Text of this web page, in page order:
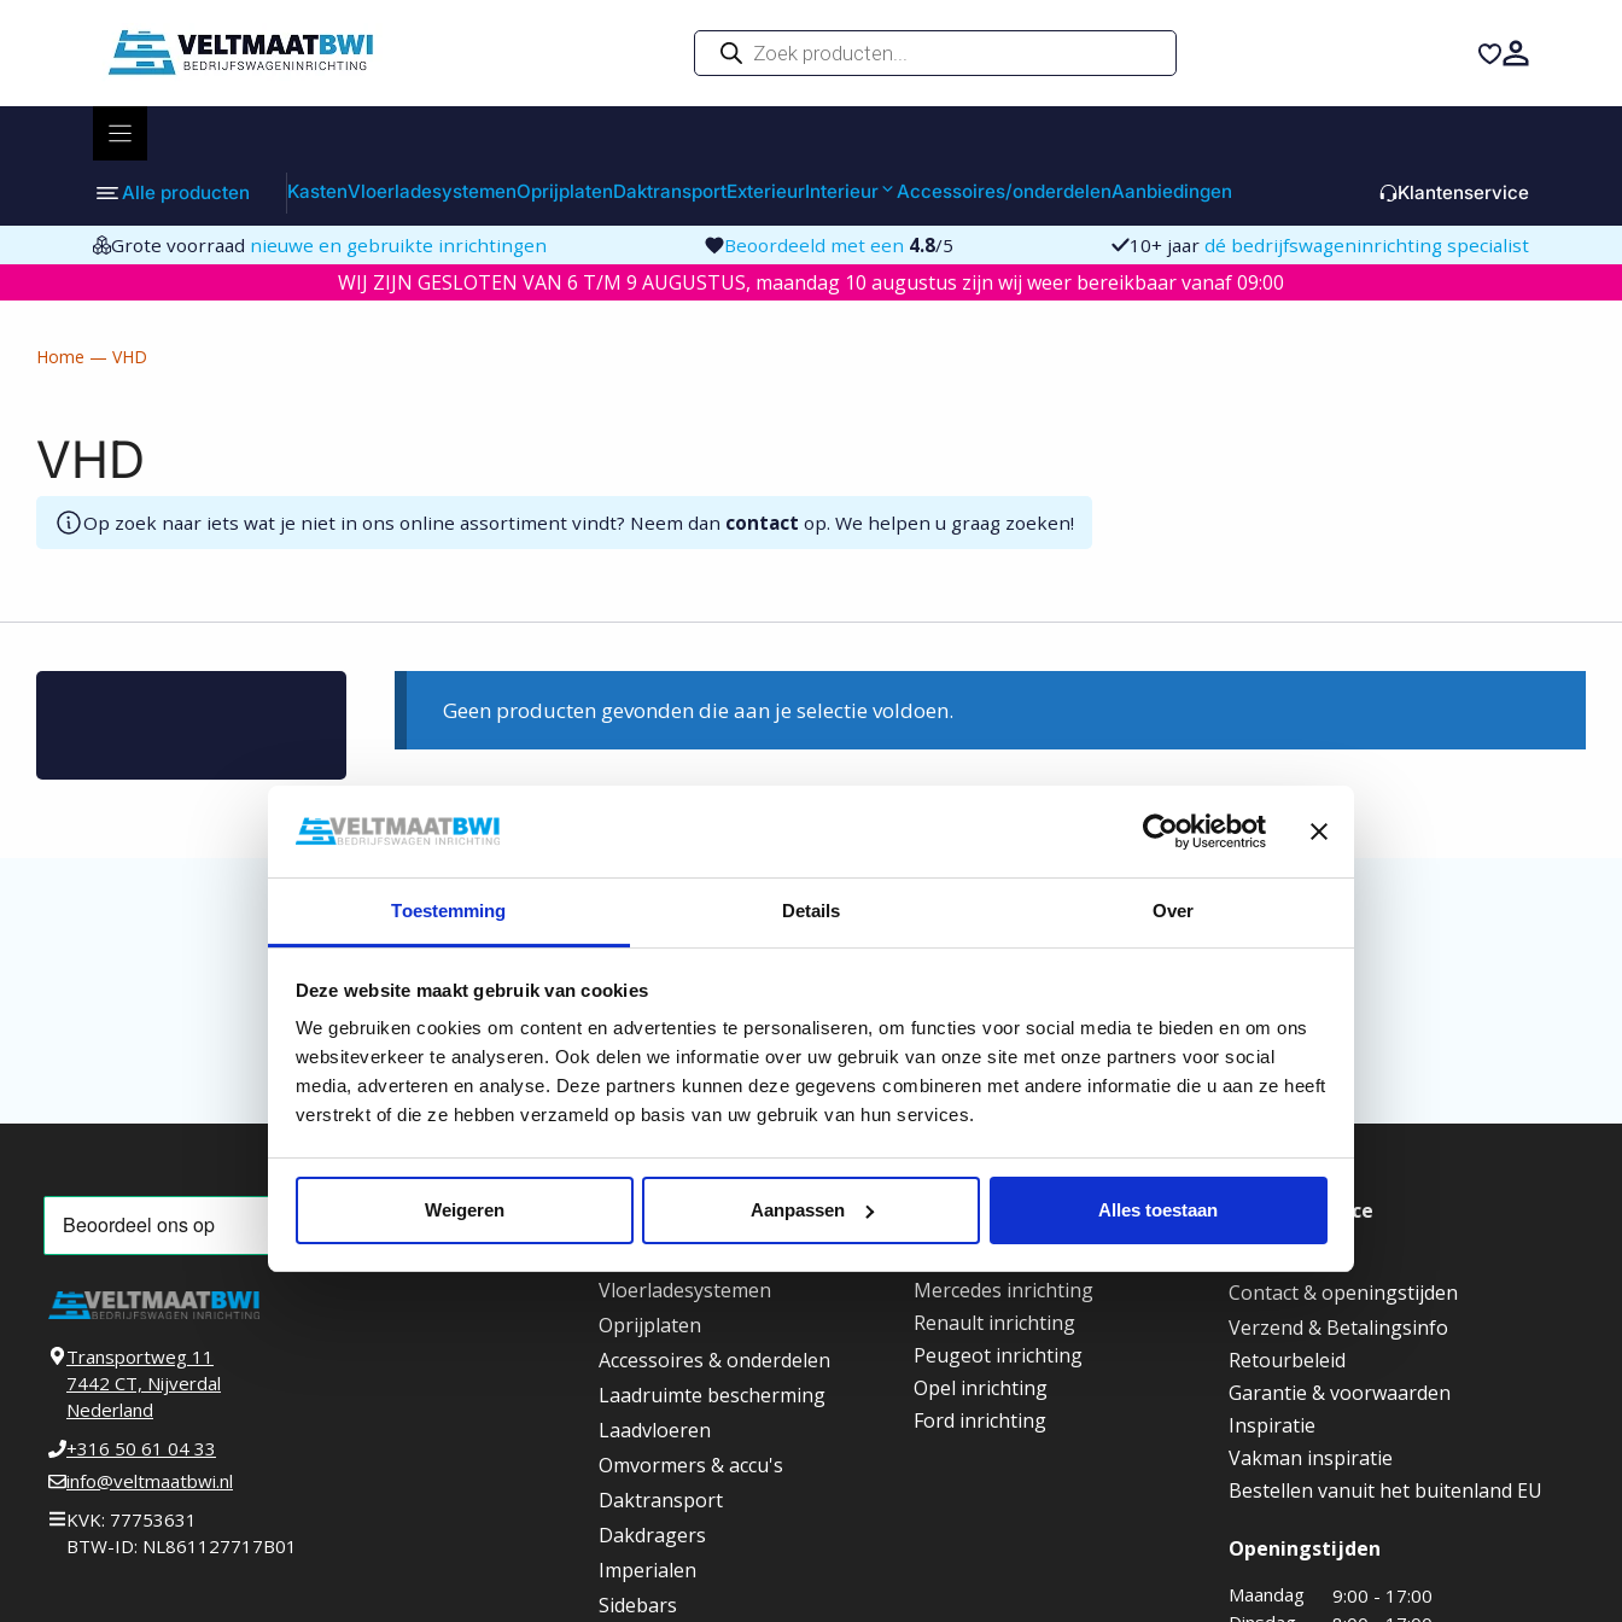
Toestemming Details Over
Deze website maakt gebruik van cookies
We gebruiken cookies om content en advertenties te personaliseren, om functies voor social media te bieden en om ons
websiteverkeer te analyseren. Ook delen we informatie over uw gebruik van onze site met onze partners voor social
media, adverteren en analyse. Deze partners kunnen deze gegevens combineren met andere informatie die u aan ze heeft
verstrekt of die ze hebben verzameld op basis van uw gebruik van hun services.
Weigeren Aanpassen Alles toestaan
inhoud
Producten
zoeken
Alle producten KastenVloerladesystemenOprijplatenDaktransportExterieurInterieur Accessoires/onderdelenAanbiedingen Klantenservice
Grote voorraad nieuwe en gebruikte inrichtingen Beoordeeld met een 4.8/5 10+ jaar dé bedrijfswageninrichting specialist
WIJ ZIJN GESLOTEN VAN 6 T/M 9 AUGUSTUS, maandag 10 augustus zijn wij weer bereikbaar vanaf 09:00
Home —VHD
VHD
Op zoek naar iets wat je niet in ons online assortiment vindt? Neem dan contact op. We helpen u graag zoeken!
Geen producten gevonden die aan je selectie voldoen.
Transportweg 11
7442 CT, Nijverdal
Nederland
+316 50 61 04 33
info@veltmaatbwi.nl
KVK: 77753631
BTW-ID: NL861127717B01
Vloerladesystemen
Oprijplaten
Accessoires & onderdelen
Laadruimte bescherming
Laadvloeren
Omvormers & accu's
Daktransport
Dakdragers
Imperialen
Sidebars
Bedrijfswagen merken
Mercedes inrichting
Renault inrichting
Peugeot inrichting
Opel inrichting
Ford inrichting
Klantenservice
Contact & openingstijden
Verzend & Betalingsinfo
Retourbeleid
Garantie & voorwaarden
Inspiratie
Vakman inspiratie
Bestellen vanuit het buitenland EU
Openingstijden
Maandag
9:00 - 17:00